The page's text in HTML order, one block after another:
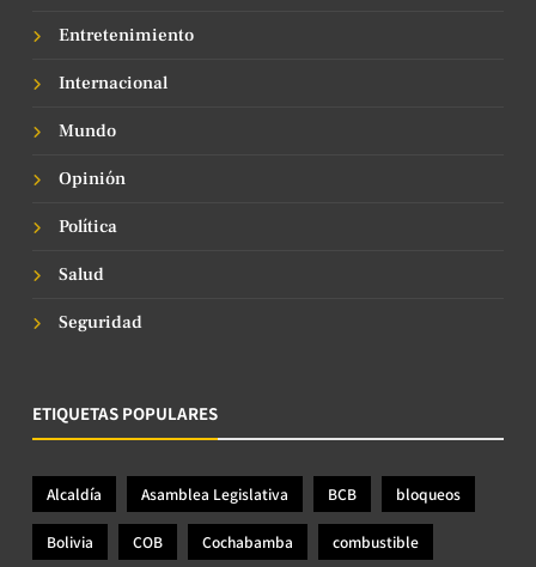
Entretenimiento
Internacional
Mundo
Opinión
Política
Salud
Seguridad
ETIQUETAS POPULARES
Alcaldía Asamblea Legislativa BCB bloqueos
Bolivia COB Cochabamba combustible